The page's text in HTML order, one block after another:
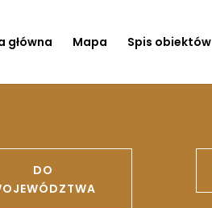
główna Mapa Spis obiektów
DO